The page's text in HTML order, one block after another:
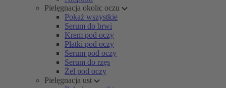
Pielęgnacja okolic oczu
Pokaż wszystkie
Serum do brwi
Krem pod oczy
Płatki pod oczy
Serum pod oczy
Serum do rzęs
Żel pod oczy
Pielęgnacja ust